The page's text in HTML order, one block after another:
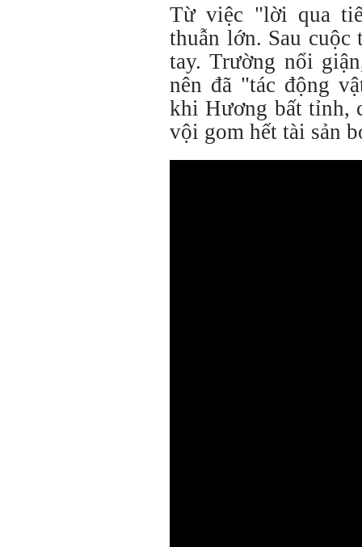
Từ việc "lời qua
thuẫn lớn. Sau
tay. Trường nổi
nên đã "tác động
khi Hương bất tỉnh,
vội gom hết tài sản